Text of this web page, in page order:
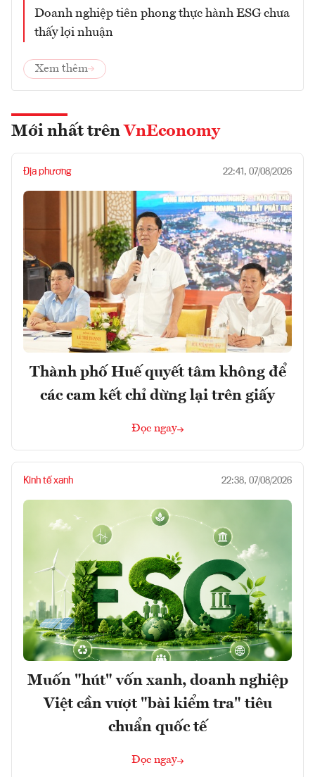
Doanh nghiệp tiên phong thực hành ESG chưa
thấy lợi nhuận
Xem thêm
Mới nhất trên VnEconomy
Địa phương 22:41, 07/08/2026
Thành phố Huế quyết tâm không để
các cam kết chỉ dừng lại trên giấy
Đọc ngay
Kinh tế xanh 22:38, 07/08/2026
Muốn "hút" vốn xanh, doanh nghiệp
Việt cần vượt "bài kiểm tra" tiêu
chuẩn quốc tế
Đọc ngay